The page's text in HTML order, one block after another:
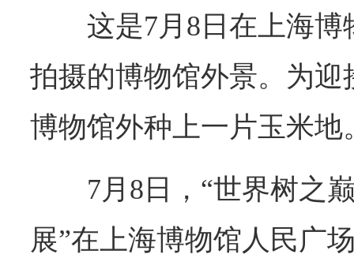
这是7月8日在上海
拍摄的博物馆外景。为
博物馆外种上一片玉米地
7月8日，“世界树之
展”在上海博物馆人民广